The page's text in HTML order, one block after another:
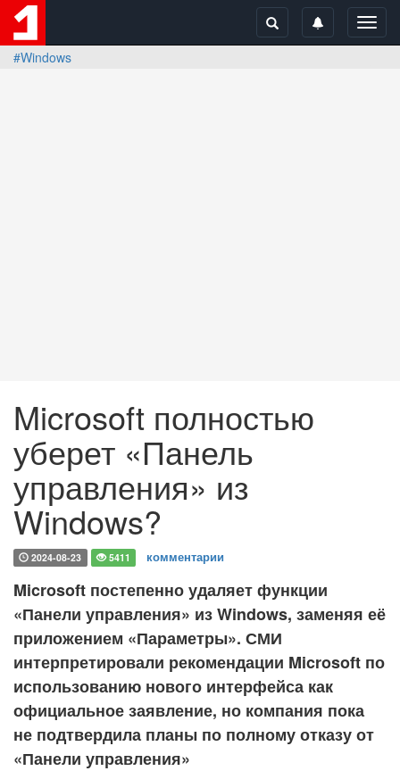
#Windows
Microsoft полностью
уберет «Панель
управления» из
Windows?
2024-08-23 5411 комментарии
Microsoft постепенно удаляет функции
«Панели управления» из Windows, заменяя её
приложением «Параметры». СМИ
интерпретировали рекомендации Microsoft по
использованию нового интерфейса как
официальное заявление, но компания пока
не подтвердила планы по полному отказу от
«Панели управления»